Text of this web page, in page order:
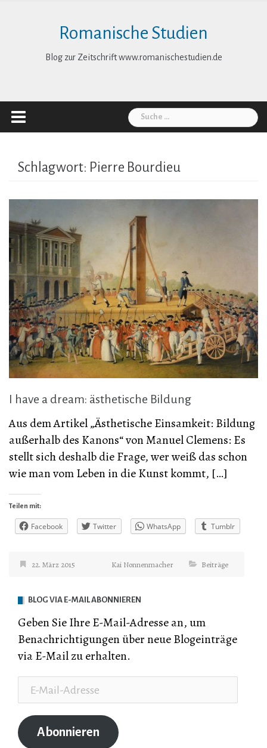
Romanische Studien
Blog zur Zeitschrift www.romanischestudien.de
Suche
nach:
Schlagwort: Pierre Bourdieu
I have a dream: ästhetische Bildung
Aus dem Artikel „Ästhetische Einsamkeit: Bildung
außerhalb des Kanons“ von Manuel Clemens: Es
stellt sich deshalb die Frage, wer weiß das schon
wie man vom Leben in die Kunst kommt, […]
Teilen mit:
Facebook Twitter WhatsApp Tumblr
22. März 2015 Kai Nonnenmacher Beiträge
BLOG VIA E-MAIL ABONNIEREN
Geben Sie Ihre E-Mail-Adresse an, um
Benachrichtigungen über neue Blogeinträge
via E-Mail zu erhalten.
Mail-
Adresse
Abonnieren